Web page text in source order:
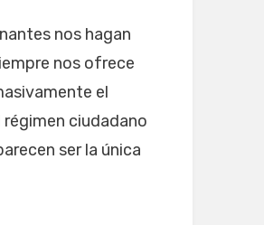
nos hagan
nos ofrece
el
ciudadano
ser la única